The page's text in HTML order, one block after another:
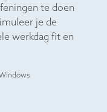
te doen
je de
werkdag fit en